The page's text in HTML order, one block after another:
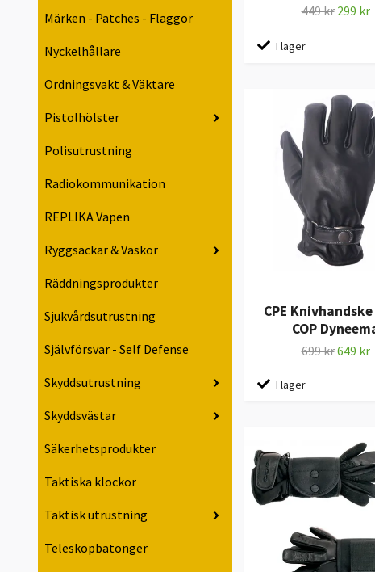
Märken - Patches - Flaggor
Nyckelhållare
Ordningsvakt & Väktare
Pistolhölster
Polisutrustning
Radiokommunikation
REPLIKA Vapen
Ryggsäckar & Väskor
Räddningsprodukter
Sjukvårdsutrustning
Självförsvar - Self Defense
Skyddsutrustning
Skyddsvästar
Säkerhetsprodukter
Taktiska klockor
Taktisk utrustning
Teleskopbatonger
449 kr 299 kr
I lager
CPE Knivhandske
COP
699 kr649 kr
I lager